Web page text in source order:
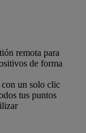
remota para
de forma
un solo clic
tus puntos